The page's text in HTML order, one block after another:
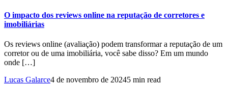
O impacto dos reviews online na reputação de corretores e
imobiliárias
Os reviews online (avaliação) podem transformar a reputação de um
corretor ou de uma imobiliária, você sabe disso? Em um mundo
onde […]
Lucas Galarce4 de novembro de 20245 min read